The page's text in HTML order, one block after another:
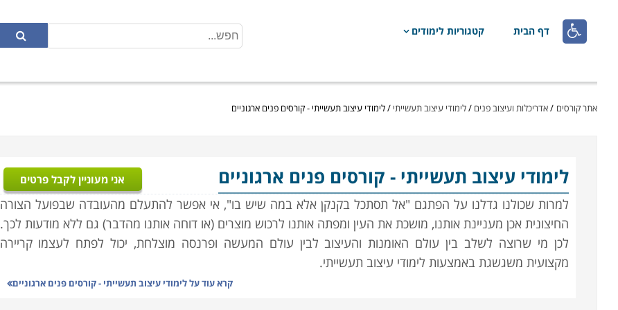
 דף הבית קטגוריות לימודים
אתר קורסים /אדריכלות ועיצוב פנים /לימודי עיצוב תעשייתי /לימודי עיצוב תעשייתי - קורסים פנים ארגוניים
לימודי עיצוב תעשייתי- קורסים פנים ארגוניים אני מעוניין לקבל פרטים
למרות שכולנו גדלנו על הפתגם "אל תסתכל בקנקן אלא במה שיש בו", אי אפשר להתעלם מהעובדה שבפועל הצורה
החיצונית אכן מעניינת אותנו, מושכת את העין ומפתה אותנו לרכוש מוצרים (או דוחה אותנו מהדבר) גם ללא מודעות לכך.
לכן מי שרוצה לשלב בין עולם האומנות והעיצוב לבין עולם המעשה ופרנסה מוצלחת, יכול לפתח לעצמו קריירה
מקצועית משגשגת באמצעות לימודי עיצוב תעשייתי.
קרא עוד עללימודי עיצוב תעשייתי - קורסים פנים ארגוניים